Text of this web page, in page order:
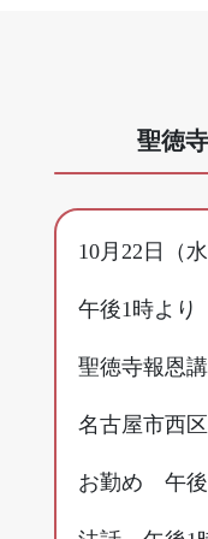
聖徳
10月22日（水
午後1時より
聖徳寺報恩
名古屋市西
お勤め 午